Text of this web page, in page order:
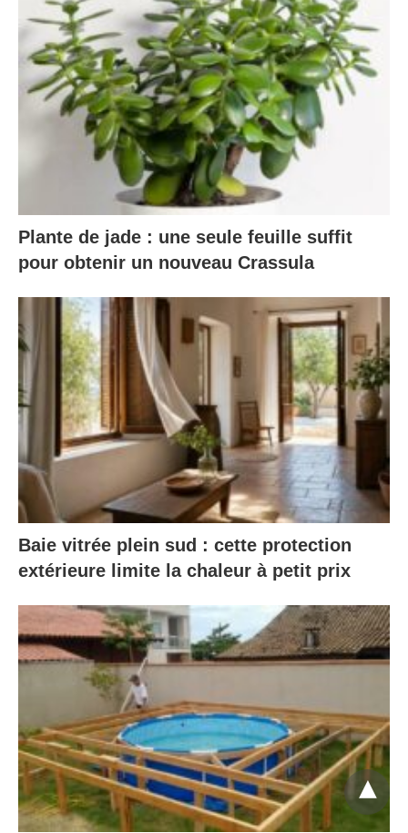
Plante de jade : une seule feuille suffit
pour obtenir un nouveau Crassula
Baie vitrée plein sud : cette protection
extérieure limite la chaleur à petit prix